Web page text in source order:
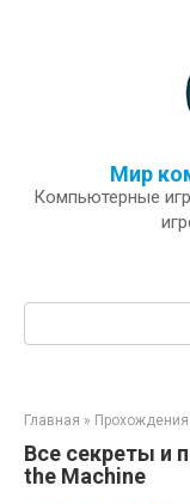
Мир
Компьютерные
Поиск:
Главная » Прохождения
Все секреты и
the Machine